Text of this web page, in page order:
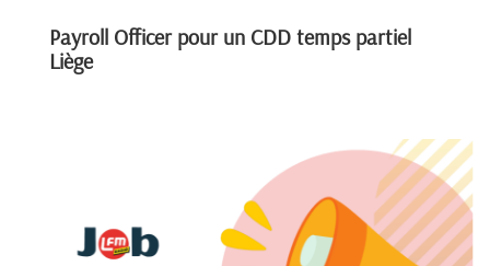
Payroll Officer pour un CDD temps partiel
Liège